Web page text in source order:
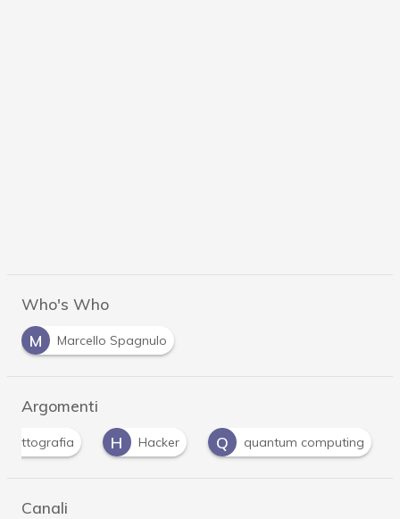
Who's Who
M
Marcello Spagnulo
Argomenti
Crittografia H Hacker Q quantum computing
Canali